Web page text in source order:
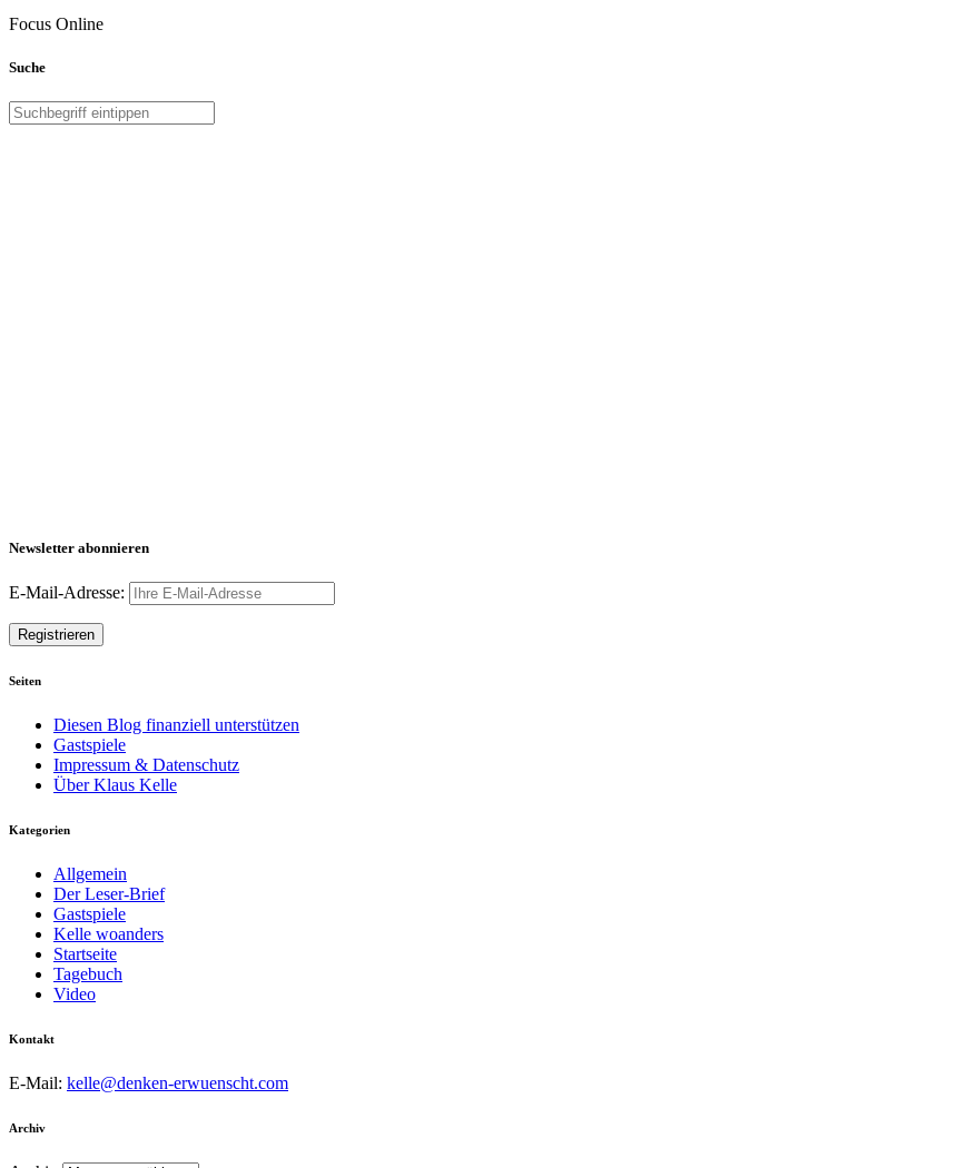
Focus Online
Suche
Newsletter abonnieren
E-Mail-Adresse:
Seiten
Diesen Blog finanziell unterstützen
Gastspiele
Impressum & Datenschutz
Über Klaus Kelle
Kategorien
Allgemein
Der Leser-Brief
Gastspiele
Kelle woanders
Startseite
Tagebuch
Video
Kontakt
E-Mail: kelle@denken-erwuenscht.com
Archiv